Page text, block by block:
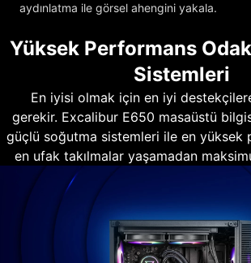
aydınlatma ile görsel ahengini yakala.
Yüksek Performans
Sistemleri
En iyisi olmak için en iyi
gerekir. Excalibur E650 masaüstü
güçlü soğutma sistemleri ile en yüksek
en ufak takılmalar yaşamadan